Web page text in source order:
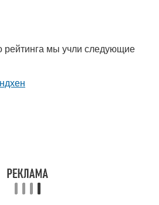
рейтинга мы учли следующие